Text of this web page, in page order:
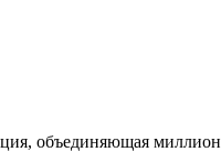
объединяющая